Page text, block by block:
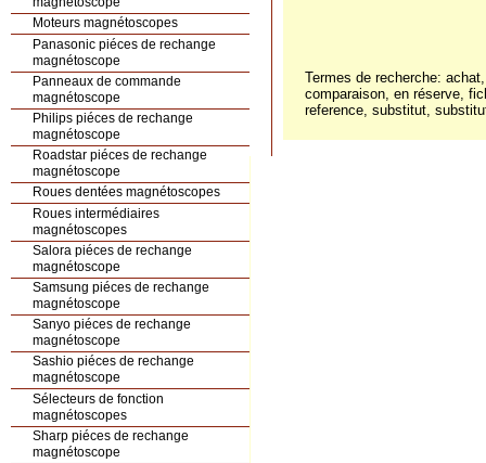
Moteurs magnétoscopes
Panasonic piéces de rechange
magnétoscope
Panneaux de commande
magnétoscope
Philips piéces de rechange
magnétoscope
Roadstar piéces de rechange
magnétoscope
Roues dentées magnétoscopes
Roues intermédiaires
magnétoscopes
Salora piéces de rechange
magnétoscope
Samsung piéces de rechange
magnétoscope
Sanyo piéces de rechange
magnétoscope
Sashio piéces de rechange
magnétoscope
Sélecteurs de fonction
magnétoscopes
Sharp piéces de rechange
magnétoscope
Termes de recherche:
comparaison, en réserve,
reference, substitut,